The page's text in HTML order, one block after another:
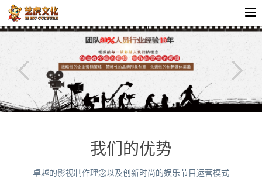
我们的优势
卓越的影视制作理念以及创新时尚的娱乐节目运营模式